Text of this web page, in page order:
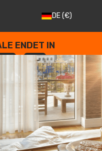
DE(€)
ENDET IN
--
SEKUNDEN